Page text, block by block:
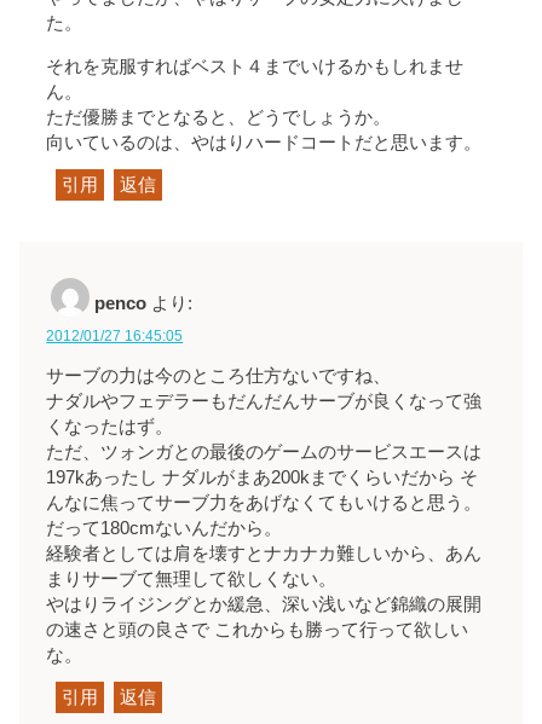
た。
それを克服すればベスト４までいけるかもしれませ
ん。
ただ優勝までとなると、どうでしょうか。
向いているのは、やはりハードコートだと思います。
引用 返信
penco より:
2012/01/27 16:45:05
サーブの力は今のところ仕方ないですね、
ナダルやフェデラーもだんだんサーブが良くなって強
くなったはず。
ただ、ツォンガとの最後のゲームのサービスエースは
197kあったし ナダルがまあ200kまでくらいだから そ
んなに焦ってサーブ力をあげなくてもいけると思う。
だって180cmないんだから。
経験者としては肩を壊すとナカナカ難しいから、あん
まりサーブて無理して欲しくない。
やはりライジングとか緩急、深い浅いなど錦織の展開
の速さと頭の良さで これからも勝って行って欲しい
な。
引用 返信